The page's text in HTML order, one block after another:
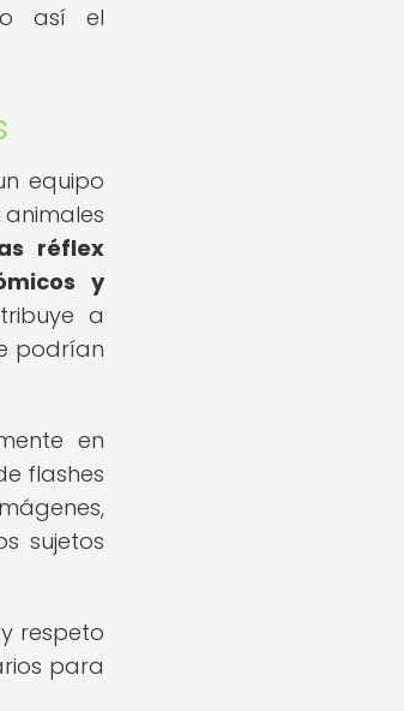
así el
equipo
réflex
y
a
podrían
en
flashes
sujetos
respeto
para